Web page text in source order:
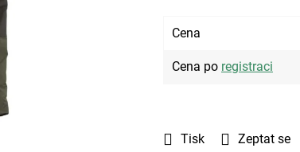
Tisk Zeptat se
Cena
Cena po registraci